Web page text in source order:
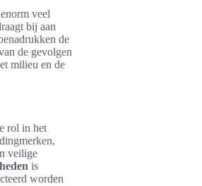
veel
bij aan
de
de gevolgen
milieu en de
rol in het
veilige
is
worden